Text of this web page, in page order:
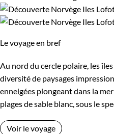
Le voyage en bref
Au nord du cercle polaire, les
diversité de paysages
enneigées plongeant dans la
plages de sable blanc, sous le
Voir le voyage